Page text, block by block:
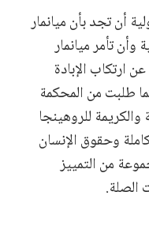
أن تجد بأن ميانمار
وأن تأمر ميانمار
ارتكاب الإبادة
طلبت من المحكمة
والكريمة للروهينجا
وحقوق الإنسان
من التمييز
الصلة.